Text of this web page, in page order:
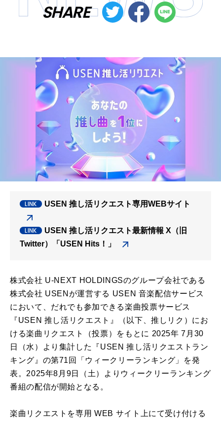
SHARE
USEN 推し活リクエスト専用WEBサイト
USEN 推し活リクエスト最新情報 X（旧
Twitter）「USEN Hits！」
株式会社 U-NEXT HOLDINGSのグループ会社である
株式会社 USENが運営する USEN 音楽配信サービス
において、だれでも参加できる楽曲投票サービス
『USEN 推し活リクエスト』（以下、推しリク）にお
ける楽曲リクエスト（投票）をもとに 2025年 7月30
日（水）より集計した『USEN 推し活リクエストラン
キング』の第71回「ウィークリーランキング」を発
表。2025年8月9日（土）よりウィークリーランキング
番組の配信が開始となる。
楽曲リクエストを専用 WEB サイト上にて受け付ける